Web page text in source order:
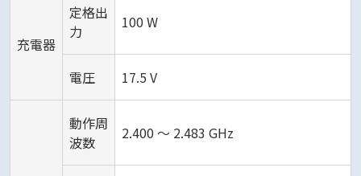
充電器
定格出
力
100 W
電圧 17.5 V
動作周
波数
2.400 ～ 2.483 GHz